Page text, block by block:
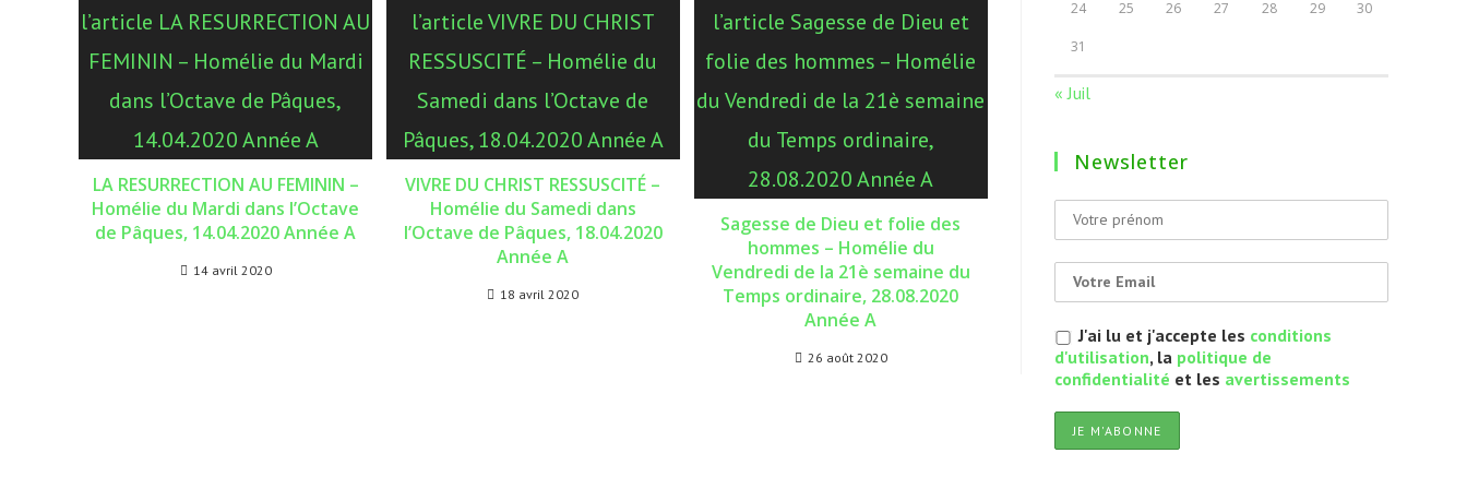
LA RESURRECTION AU FEMININ –
Homélie du Mardi dans l’Octave
de Pâques, 14.04.2020 Année A
14 avril 2020
VIVRE DU CHRIST RESSUSCITÉ –
Homélie du Samedi dans
l’Octave de Pâques, 18.04.2020
Année A
18 avril 2020
Sagesse de Dieu et folie des
hommes – Homélie du
Vendredi de la 21è semaine du
Temps ordinaire, 28.08.2020
Année A
26 août 2020
24 25 26 27 28 29 30
31
« Juil
Newsletter
J'ai lu et j'accepte les conditions
d'utilisation, la politique de
confidentialité et les avertissements